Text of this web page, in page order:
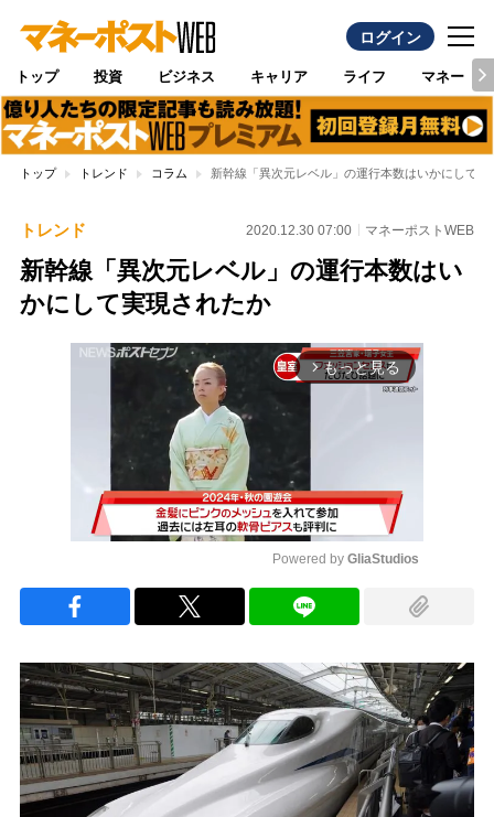
ログイン
トップ 投資 ビジネス キャリア ライフ マネー
トップ トレンド コラム 新幹線「異次元レベル」の運行本数はいかにして実
トレンド 2020.12.30 07:00 マネーポストWEB
新幹線「異次元レベル」の運行本数はい
かにして実現されたか
arrow_forward_ios もっと見る
Powered by GliaStudios